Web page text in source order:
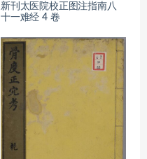
新刊太医院校正图注指南八
十一难经 4 卷